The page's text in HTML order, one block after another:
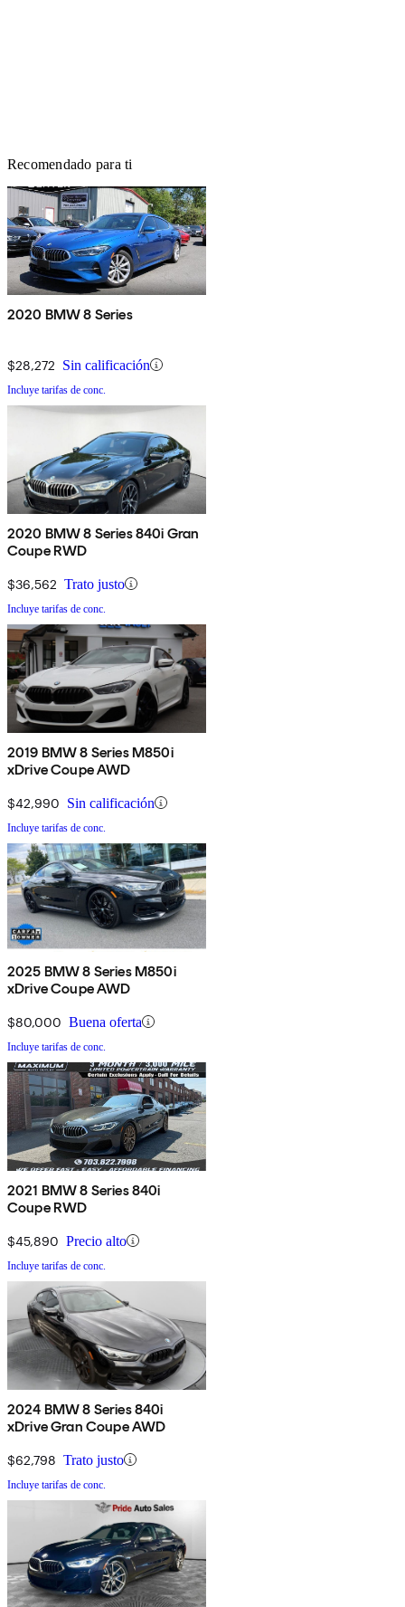
Recomendado para ti
2020 BMW 8 Series
$28,272 Sin calificación
Incluye tarifas de conc.
2020 BMW 8 Series 840i Gran
Coupe RWD
$36,562 Trato justo
Incluye tarifas de conc.
2019 BMW 8 Series M850i
xDrive Coupe AWD
$42,990 Sin calificación
Incluye tarifas de conc.
2025 BMW 8 Series M850i
xDrive Coupe AWD
$80,000 Buena oferta
Incluye tarifas de conc.
2021 BMW 8 Series 840i
Coupe RWD
$45,890 Precio alto
Incluye tarifas de conc.
2024 BMW 8 Series 840i
xDrive Gran Coupe AWD
$62,798 Trato justo
Incluye tarifas de conc.